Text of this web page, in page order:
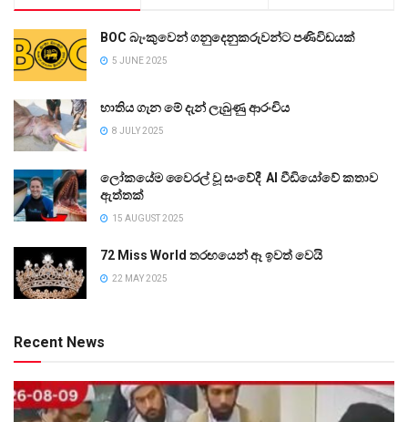
BOC බැංකුවෙන් ගනුදෙනුකරුවන්ට පණිවිඩයක්
5 JUNE 2025
භාතිය ගැන මේ දැන් ලැබුණු ආරංචිය
8 JULY 2025
ලෝකයේම වෛරල් වූ සංවේදී AI වීඩියෝවේ කතාව
ඇත්තක්
15 AUGUST 2025
72 Miss World තරඟයෙන් ඈ ඉවත් වෙයි
22 MAY 2025
Recent News